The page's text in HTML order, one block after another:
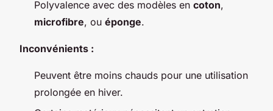
Polyvalence avec des modèles en coton,
microfibre, ou éponge.
Inconvénients :
Peuvent être moins chauds pour une utilisation
prolongée en hiver.